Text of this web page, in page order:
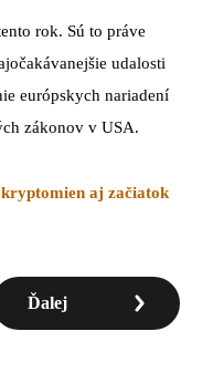
rok. Sú to práve
udalosti
európskych nariadení
zákonov v USA.
kryptomien aj začiatok
Ďalej